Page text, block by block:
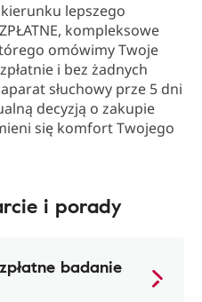
lepszego
kompleksowe
omówimy Twoje
i bez żadnych
słuchowy prze 5 dni
decyzją o zakupie
się komfort Twojego
i porady
badanie